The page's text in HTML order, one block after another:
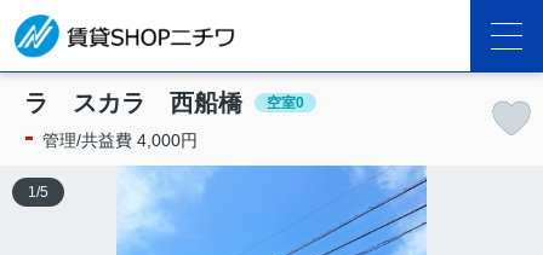
ラ スカラ 西船橋 空室0
- 管理/共益費 4,000円
1 /5